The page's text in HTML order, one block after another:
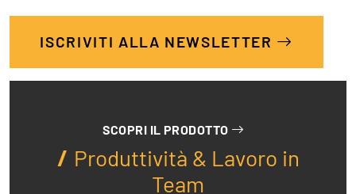
ISCRIVITI ALLA NEWSLETTER
SCOPRI IL PRODOTTO
Produttività & Lavoro in
Team